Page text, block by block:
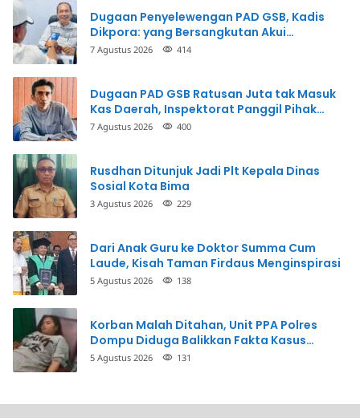
Dugaan Penyelewengan PAD GSB, Kadis
Dikpora: yang Bersangkutan Akui
Perbuatannya dan Siap Mengembalikan
7 Agustus 2026 414
Dugaan PAD GSB Ratusan Juta tak Masuk
Kas Daerah, Inspektorat Panggil Pihak
Terkait
7 Agustus 2026 400
Rusdhan Ditunjuk Jadi Plt Kepala Dinas
Sosial Kota Bima
3 Agustus 2026 229
Dari Anak Guru ke Doktor Summa Cum
Laude, Kisah Taman Firdaus Menginspirasi
5 Agustus 2026 138
Korban Malah Ditahan, Unit PPA Polres
Dompu Diduga Balikkan Fakta Kasus
Penganiayaan
5 Agustus 2026 131